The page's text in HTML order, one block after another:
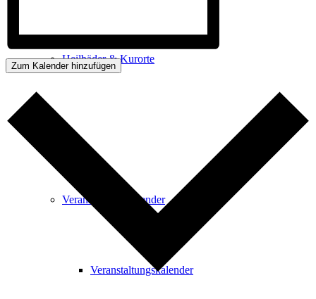
Heilbäder & Kurorte
Veranstaltungskalender
Veranstaltungskalender
Zum Kalender hinzufügen